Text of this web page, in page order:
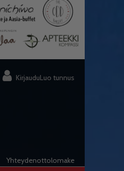
KirjauduLuo tunnus
Yhteydenottolomake